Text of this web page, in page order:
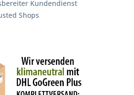
Kundendienst
Shops